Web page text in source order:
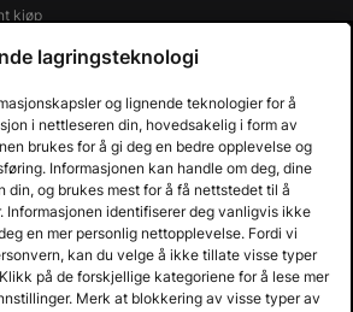
kjøp
lagringsteknologi
og lignende teknologier for å
i nettleseren din, hovedsakelig i form av
brukes for å gi deg en bedre opplevelse og
Informasjonen kan handle om deg, dine
din, og brukes mest for å få nettstedet til å
Informasjonen identifiserer deg vanligvis ikke
en mer personlig nettopplevelse. Fordi vi
kan du velge å ikke tillate visse typer
på de forskjellige kategoriene for å lese mer
Merk at blokkering av visse typer av